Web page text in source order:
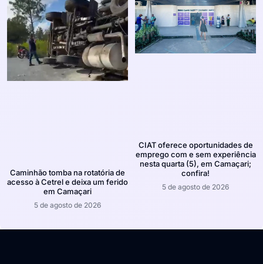
Caminhão tomba na rotatória de
acesso à Cetrel e deixa um ferido
em Camaçari
5 de agosto de 2026
CIAT oferece oportunidades de
emprego com e sem experiência
nesta quarta (5), em Camaçari;
confira!
5 de agosto de 2026